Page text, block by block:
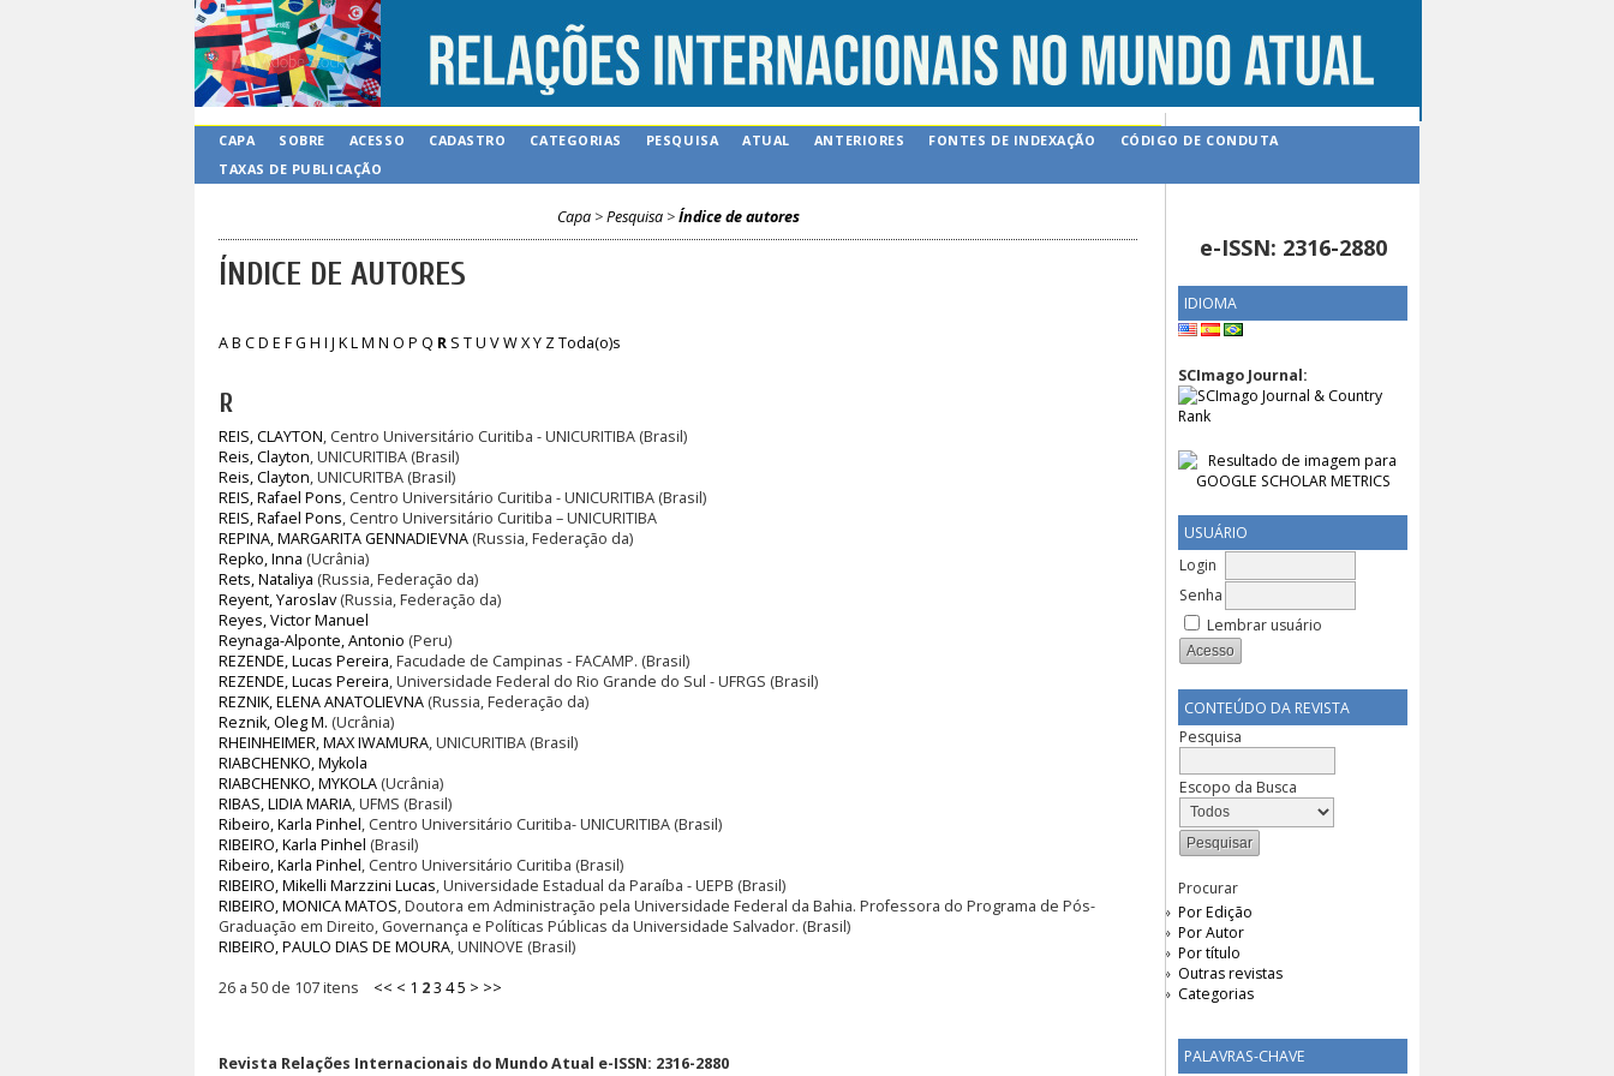
e-ISSN: 2316-2880
IDIOMA
SCImago Journal:
USUÁRIO
Login
Senha
Lembrar usuário
CONTEÚDO DA REVISTA
Pesquisa
Escopo da Busca
Procurar
Por Edição
Por Autor
Por título
Outras revistas
Categorias
PALAVRAS-CHAVE
CAPA SOBRE ACESSO CADASTRO CATEGORIAS PESQUISA ATUAL ANTERIORES FONTES DE INDEXAÇÃO
CÓDIGO DE CONDUTA
TAXAS DE PUBLICAÇÃO
Capa>Pesquisa>Índice de autores
ÍNDICE DE AUTORES
AB CD E FG H I J KLM N O P Q R S TU VWXY ZToda(o)s
R
REIS, CLAYTON, Centro Universitário Curitiba - UNICURITIBA (Brasil)
Reis, Clayton, UNICURITIBA (Brasil)
Reis, Clayton, UNICURITBA (Brasil)
REIS, Rafael Pons, Centro Universitário Curitiba - UNICURITIBA (Brasil)
REIS, Rafael Pons, Centro Universitário Curitiba – UNICURITIBA
REPINA, MARGARITA GENNADIEVNA (Russia, Federação da)
Repko, Inna (Ucrânia)
Rets, Nataliya (Russia, Federação da)
Reyent, Yaroslav(Russia, Federação da)
Reyes, Victor Manuel
Reynaga-Alponte, Antonio (Peru)
REZENDE, Lucas Pereira, Facudade de Campinas - FACAMP. (Brasil)
REZENDE, Lucas Pereira, Universidade Federal do Rio Grande do Sul - UFRGS (Brasil)
REZNIK, ELENA ANATOLIEVNA (Russia, Federação da)
Reznik, Oleg M. (Ucrânia)
RHEINHEIMER, MAX IWAMURA, UNICURITIBA (Brasil)
RIABCHENKO, Mykola
RIABCHENKO, MYKOLA (Ucrânia)
RIBAS, LIDIA MARIA, UFMS (Brasil)
Ribeiro, Karla Pinhel, Centro Universitário Curitiba- UNICURITIBA (Brasil)
RIBEIRO, Karla Pinhel (Brasil)
Ribeiro, Karla Pinhel, Centro Universitário Curitiba (Brasil)
RIBEIRO, Mikelli Marzzini Lucas, Universidade Estadual da Paraíba - UEPB (Brasil)
RIBEIRO, MONICA MATOS, Doutora em Administração pela Universidade Federal da Bahia. Professora do Programa de Pós-
Graduação em Direito, Governança e Políticas Públicas da Universidade Salvador. (Brasil)
RIBEIRO, PAULO DIAS DE MOURA, UNINOVE (Brasil)
26 a 50 de 107 itens << < 1 23 45 > >>
Revista Relações Internacionais do Mundo Atual e-ISSN: 2316-2880